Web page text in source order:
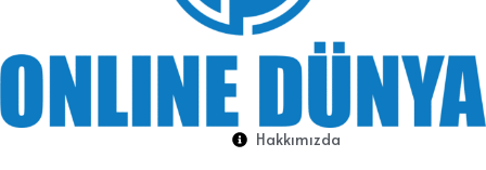
Hakkımızda